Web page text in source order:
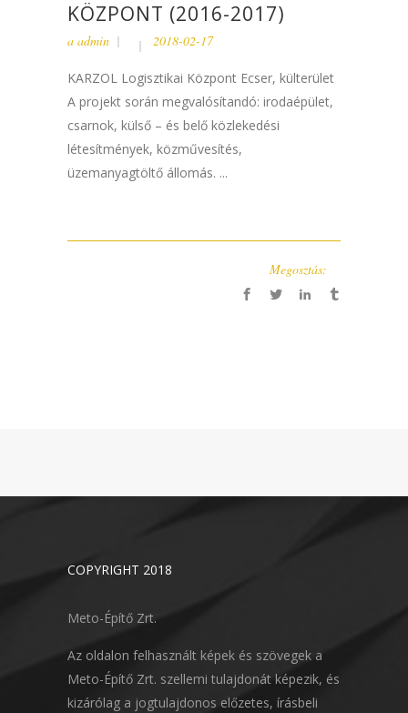
KÖZPONT (2016-2017)
a admin 2018-02-17
KARZOL Logisztikai Központ Ecser, külterület
A projekt során megvalósítandó: irodaépület,
csarnok, külső – és belő közlekedési
létesítmények, közművesítés,
üzemanyagtöltő állomás. ...
Megosztás:
COPYRIGHT 2018
Meto-Építő Zrt.
Az oldalon felhasznált képek és szövegek a
Meto-Építő Zrt. szellemi tulajdonát képezik, és
kizárólag a jogtulajdonos előzetes, írásbeli